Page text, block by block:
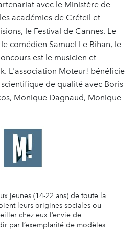
avec le Ministère de
académies de Créteil et
le Festival de Cannes. Le
comédien Samuel Le Bihan, le
est le musicien et
L'association Moteur! bénéficie
de qualité avec Boris
Monique Dagnaud, Monique
jeunes (14-22 ans) de toute la
leurs origines sociales ou
chez eux l’envie de
par l’exemplarité de modèles